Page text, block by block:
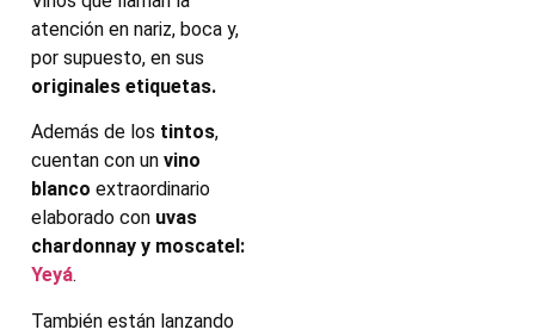
atención en nariz, boca y,
por supuesto, en sus
originales etiquetas.
Además de los tintos,
cuentan con un vino
blanco extraordinario
elaborado con uvas
chardonnay y moscatel:
Yeyá.
También están lanzando